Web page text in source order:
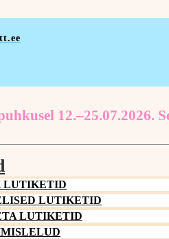
12.–25.07.2026.
LUTIKETID
LUTIKETID
LUTIKETID